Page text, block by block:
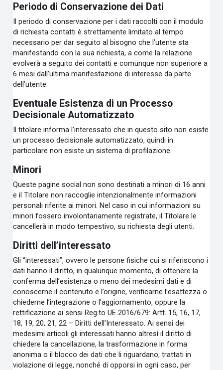
Periodo di Conservazione dei Dati
Il periodo di conservazione per i dati raccolti con il modulo
di richiesta contatti è strettamente limitato al tempo
necessario per dar seguito al bisogno che l’utente sta
manifestando con la sua richiesta, a come la relazione
evolverà a seguito dei contatti e comunque non superiore a
6 mesi dall’ultima manifestazione di interesse da parte
dell’utente.
Eventuale Esistenza di un Processo
Decisionale Automatizzato
Il titolare informa l’interessato che in questo sito non esiste
un processo decisionale automatizzato, quindi in
particolare non esiste un sistema di profilazione.
Minori
Queste pagine social non sono destinati a minori di 16 anni
e il Titolare non raccoglie intenzionalmente informazioni
personali riferite ai minori. Nel caso in cui informazioni su
minori fossero involontariamente registrate, il Titolare le
cancellerà in modo tempestivo, su richiesta degli utenti.
Diritti dell’interessato
Gli “interessati”, ovvero le persone fisiche cui si riferiscono i
dati hanno il diritto, in qualunque momento, di ottenere la
conferma dell’esistenza o meno dei medesimi dati e di
conoscerne il contenuto e l’origine, verificarne l’esattezza o
chiederne l’integrazione o l’aggiornamento, oppure la
rettificazione ai sensi Reg.to UE 2016/679: Artt. 15, 16, 17,
18, 19, 20, 21, 22 – Diritti dell’Interessato. Ai sensi dei
medesimi articoli gli interessati hanno altresì il diritto di
chiedere la cancellazione, la trasformazione in forma
anonima o il blocco dei dati che li riguardano, trattati in
violazione di legge, nonché di opporsi in ogni caso, per